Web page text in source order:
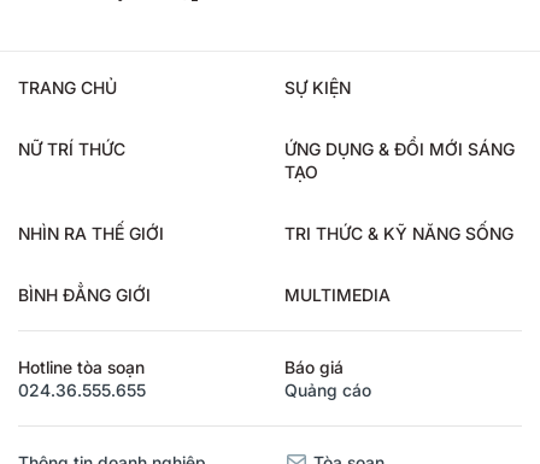
TRANG CHỦ SỰ KIỆN
NỮ TRÍ THỨC
ỨNG DỤNG & ĐỔI MỚI SÁNG
TẠO
NHÌN RA THẾ GIỚI TRI THỨC & KỸ NĂNG SỐNG
BÌNH ĐẲNG GIỚI MULTIMEDIA
Hotline tòa soạn
024.36.555.655
Báo giá
Quảng cáo
Thông tin doanh nghiệp Tòa soạn